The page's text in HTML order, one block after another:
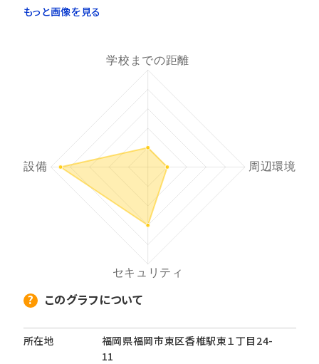
もっと画像を見る
このグラフについて
所在地
福岡県福岡市東区香椎駅東１丁目24-
11